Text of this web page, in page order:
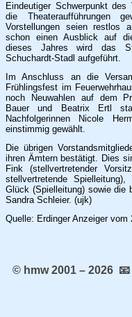
Eindeutiger Schwerpunkt
die Theateraufführungen
Vorstellungen seien restlos
schon einen Ausblick auf
dieses Jahres wird das
Schuchardt-Stadl aufgeführt.
Im Anschluss an die
Frühlingsfest im
noch Neuwahlen auf dem
Bauer und Beatrix Ertl
Nachfolgerinnen Nicole
einstimmig gewählt.
Die übrigen
ihren Ämtern bestätigt. Dies
Fink (stellvertretender
stellvertretende
Glück (Spielleitung) sowie die
Sandra Schleier. (ujk)
Quelle: Erdinger Anzeiger vom
© hmw 2001 – 2026